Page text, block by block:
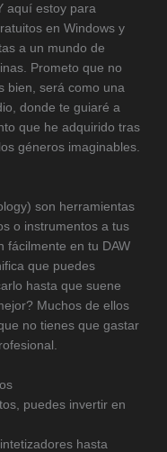
aquí estoy para
en Windows y
a un mundo de
Prometo que no
bien, será como una
donde te guiaré a
que he adquirido tras
géneros imaginables.
son herramientas
o instrumentos a tus
fácilmente en tu DAW
que puedes
hasta que suene
Muchos de ellos
no tienes que gastar
puedes invertir en
hasta